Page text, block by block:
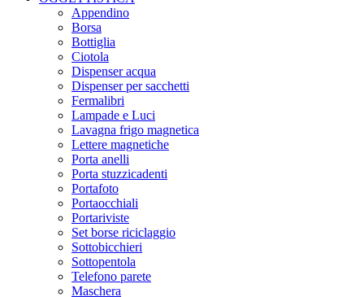
Appendino
Borsa
Bottiglia
Ciotola
Dispenser acqua
Dispenser per sacchetti
Fermalibri
Lampade e Luci
Lavagna frigo magnetica
Lettere magnetiche
Porta anelli
Porta stuzzicadenti
Portafoto
Portaocchiali
Portariviste
Set borse riciclaggio
Sottobicchieri
Sottopentola
Telefono parete
Maschera